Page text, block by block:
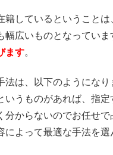
籍しているということ
幅広いものとなっていま
ます。
法は、以下のようにな
いうものがあれば、指定
分からないのでお任せ
によって最適な手法を選